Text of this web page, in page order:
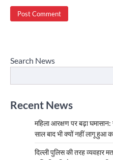
Search News
Recent News
महिला आरक्षण पर बढ़ा
साल बाद भी क्यों नहीं लागू हुआ
दिल्ली पुलिस की तरह व्यवहार